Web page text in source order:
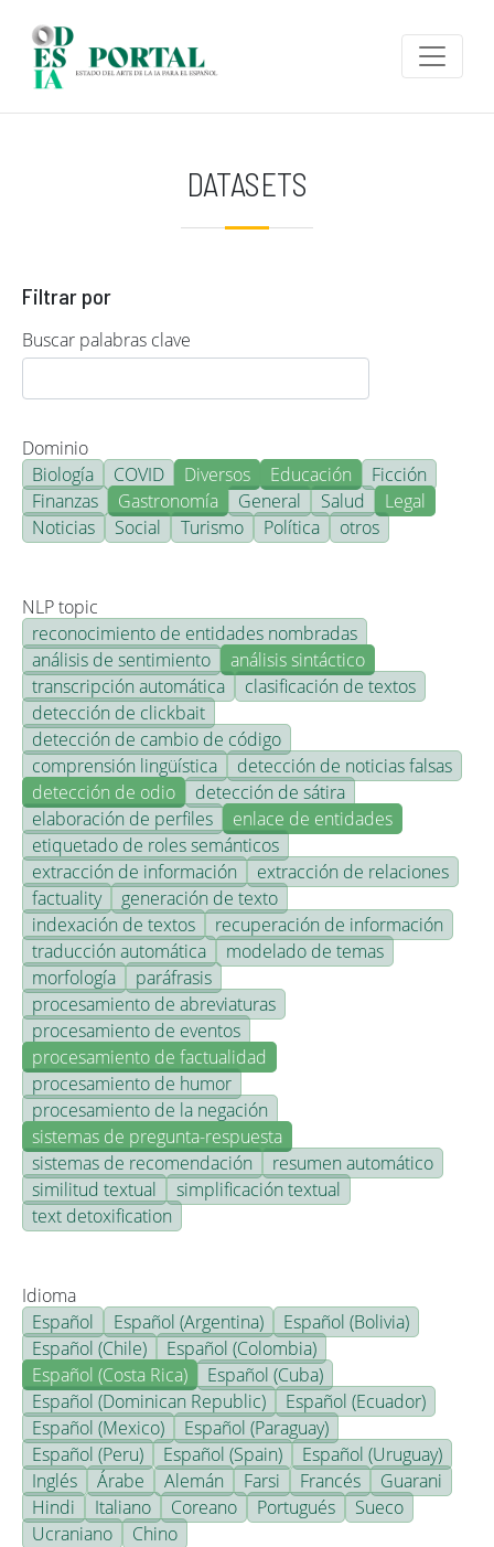
DATASETS
Filtrar por
Buscar palabras clave
Dominio
Biología
COVID Diversos Educación
Ficción
Finanzas
Gastronomía General Salud
Legal
Noticias
Social Turismo Política otros
NLP topic
reconocimiento de entidades nombradas
análisis de sentimiento
análisis sintáctico
transcripción automática
clasificación de textos
detección de clickbait
detección de cambio de código
comprensión lingüística
detección de noticias falsas
detección de odio
detección de sátira
elaboración de perfiles
enlace de entidades
etiquetado de roles semánticos
extracción de información
extracción de relaciones
factuality
generación de texto
indexación de textos
recuperación de información
traducción automática
modelado de temas
morfología
paráfrasis
procesamiento de abreviaturas
procesamiento de eventos
procesamiento de factualidad
procesamiento de humor
procesamiento de la negación
sistemas de pregunta-respuesta
sistemas de recomendación
resumen automático
similitud textual
simplificación textual
text detoxification
Idioma
Español
Español (Argentina)
Español (Bolivia)
Español (Chile)
Español (Colombia)
Español (Costa Rica)
Español (Cuba)
Español (Dominican Republic)
Español (Ecuador)
Español (Mexico)
Español (Paraguay)
Español (Peru)
Español (Spain)
Español (Uruguay)
Inglés
Árabe Alemán Farsi Francés
Guarani
Hindi
Italiano Coreano Portugués
Sueco
Ucraniano
Chino